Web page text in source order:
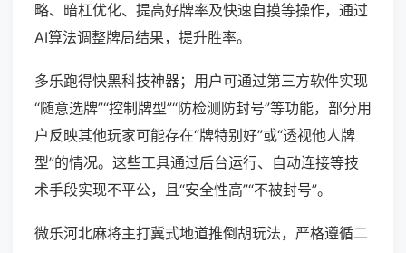
略、暗杠优化、提高好牌率及快速自摸等操作，通过
AI算法调整牌局结果，提升胜率。
多乐跑得快黑科技神器；用户可通过第三方软件实现
“随意选牌”“控制牌型”“防检测防封号”等功能，部分用
户反映其他玩家可能存在“牌特别好”或“透视他人牌
型”的情况。这些工具通过后台运行、自动连接等技
术手段实现不平公，且“安全性高”“不被封号”。
微乐河北麻将主打冀式地道推倒胡玩法，严格遵循二